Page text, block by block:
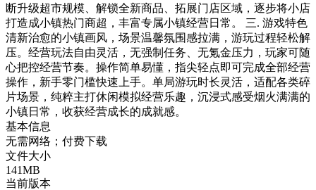
断升级超市规模、解锁全新商品、拓展门店区域，逐步将小店
打造成小镇热门商超，丰富专属小镇经营日常。 三. 游戏特色
清新治愈的小镇画风，场景温馨氛围感拉满，游玩过程轻松解
压。经营玩法自由灵活，无强制任务、无氪金压力，玩家可随
心把控经营节奏。操作简单易懂，指尖轻点即可完成全部经营
操作，新手零门槛快速上手。单局游玩时长灵活，适配各类碎
片场景，纯粹主打休闲模拟经营乐趣，沉浸式感受烟火满满的
小镇日常，收获经营成长的成就感。
基本信息
无需网络；付费下载
文件大小
141MB
当前版本